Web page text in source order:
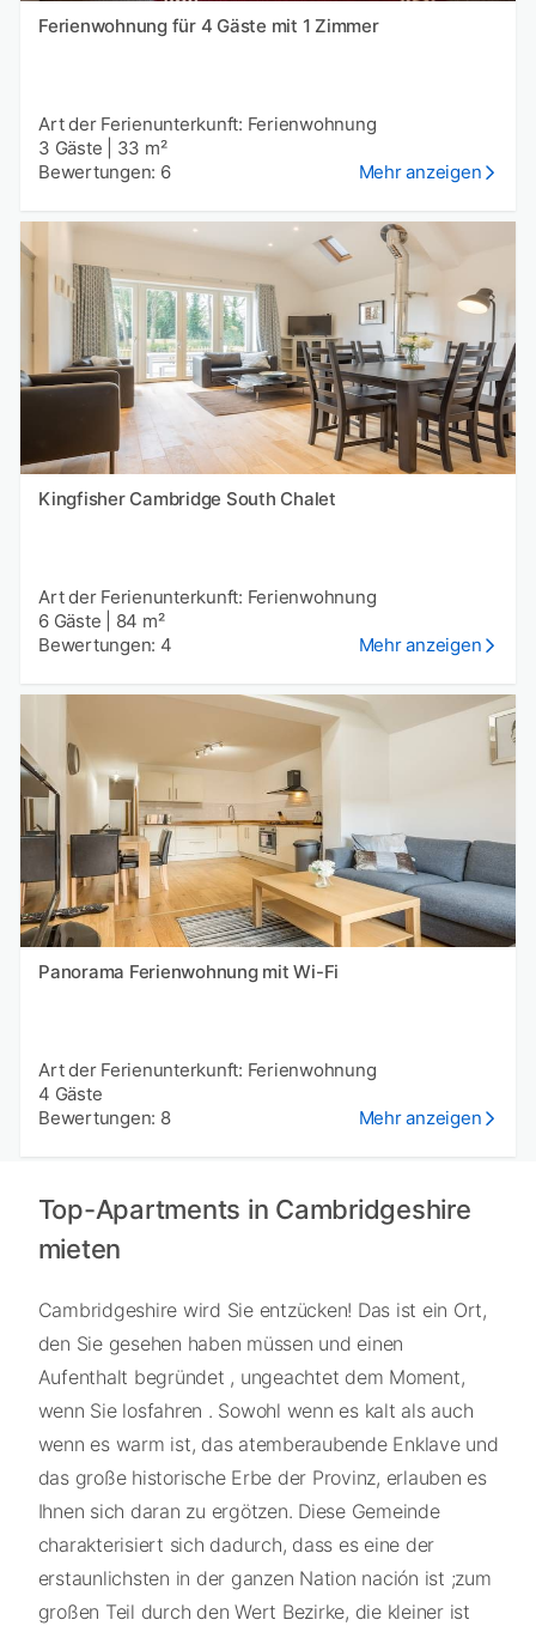
Ferienwohnung für 4 Gäste mit 1 Zimmer
Art der Ferienunterkunft: Ferienwohnung
3 Gäste
33 m²
Bewertungen: 6
Mehr anzeigen
Kingfisher Cambridge South Chalet
Art der Ferienunterkunft: Ferienwohnung
6 Gäste
84 m²
Bewertungen: 4
Mehr anzeigen
Panorama Ferienwohnung mit Wi-Fi
Art der Ferienunterkunft: Ferienwohnung
4 Gäste
Bewertungen: 8
Mehr anzeigen
Top-Apartments in Cambridgeshire
mieten
Cambridgeshire wird Sie entzücken! Das ist ein Ort,
den Sie gesehen haben müssen und einen
Aufenthalt begründet , ungeachtet dem Moment,
wenn Sie losfahren . Sowohl wenn es kalt als auch
wenn es warm ist, das atemberaubende Enklave und
das große historische Erbe der Provinz, erlauben es
Ihnen sich daran zu ergötzen. Diese Gemeinde
charakterisiert sich dadurch, dass es eine der
erstaunlichsten in der ganzen Nation nación ist ;zum
großen Teil durch den Wert Bezirke, die kleiner ist